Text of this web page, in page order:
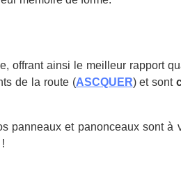
offrant ainsi le meilleur rapport
de la route (ASCQUER) et sont
panneaux et panonceaux sont à
!